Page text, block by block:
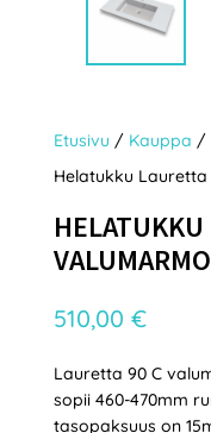
Etusivu / Kauppa /
Helatukku
510,00 €
Lauretta 90 C
sopii 460-470mm
tasopaksuus on